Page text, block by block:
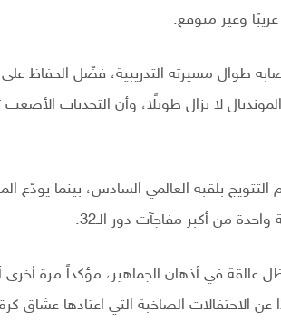
وغير متوقع.
طوال مسيرته التدريبية، فضّل الحفاظ
لا يزال طويلًا، وأن التحديات
بلقبه العالمي السادس، بينما يودّع
من أكبر مفاجآت دور الـ32.
عالقة في أذهان الجماهير، مؤكداً مرة أخرى
عن الاحتفالات الصاخبة التي اعتادها عشاق